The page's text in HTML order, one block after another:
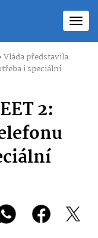
Vláda představila
i speciální
2: